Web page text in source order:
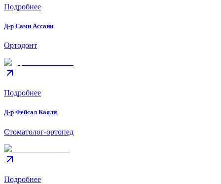
Подробнее
Д-р Сами Ассани
Ортодонт
Подробнее
Д-р Фейсал Каяли
Стоматолог-ортопед
Подробнее